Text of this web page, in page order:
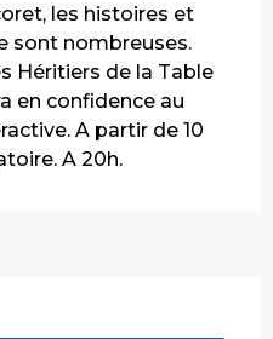
les histoires et
sont nombreuses.
Héritiers de la Table
en confidence au
A partir de 10
A 20h.